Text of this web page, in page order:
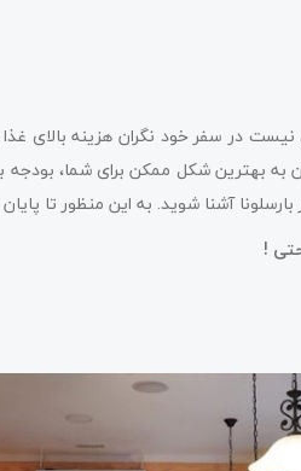
نیست در سفر خود نگران هزینه بالای
به بهترین شکل ممکن برای شما،
آشنا شوید. به این منظور تا پایان
!